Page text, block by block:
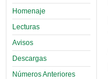
Homenaje
Lecturas
Avisos
Descargas
Números Anteriores